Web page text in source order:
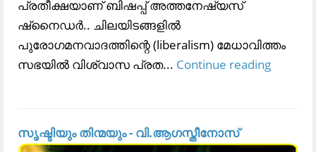
പ്രതീക്ഷയാണ് ബിഷപ്പ് അത്തനേഷ്യസ്
ഷ്‌നൈഡർ.. ചിലയിടങ്ങളിൽ
പുരോഗമനവാദത്തിന്റെ (liberalism) മേധാവിത്തം
സഭയിൽ വിശ്വാസ പ്രത... Continue reading
സൃഷ്ടിയും തിന്മയും - വി.ആഗസ്തീനോസ്